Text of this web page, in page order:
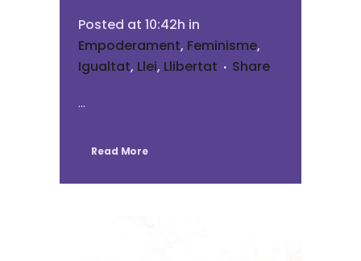
Posted at 10:42h in
Empoderament, Feminisme,
Igualtat, Llei, Llibertat
Share
...
Read More